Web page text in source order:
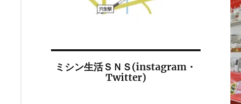
ミシン生活ＳＮＳ(instagram・
Twitter)